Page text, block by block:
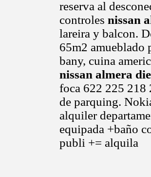
reserva al
controles nissan
lareira y balcon.
65m2 amueblado
bany, cuina
nissan almera
foca 622 225
de parquing.
alquiler
equipada +baño
publi += alquila